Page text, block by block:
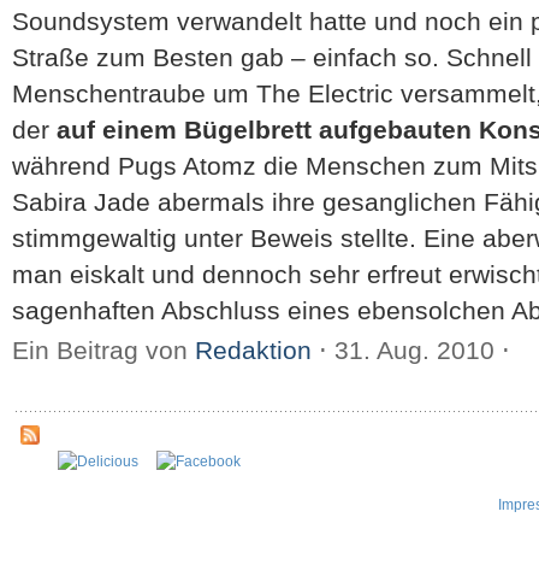
Soundsystem verwandelt hatte und noch ein
Straße zum Besten gab – einfach so.
Menschentraube um The Electric
der auf einem Bügelbrett aufgebauten
während Pugs Atomz die Menschen zum
Sabira Jade abermals ihre gesanglichen
stimmgewaltig unter Beweis stellte. Eine
man eiskalt und dennoch sehr erfreut
sagenhaften Abschluss eines ebensolchen
Ein Beitrag von Redaktion ⋅ 31. Aug. 2010 ⋅